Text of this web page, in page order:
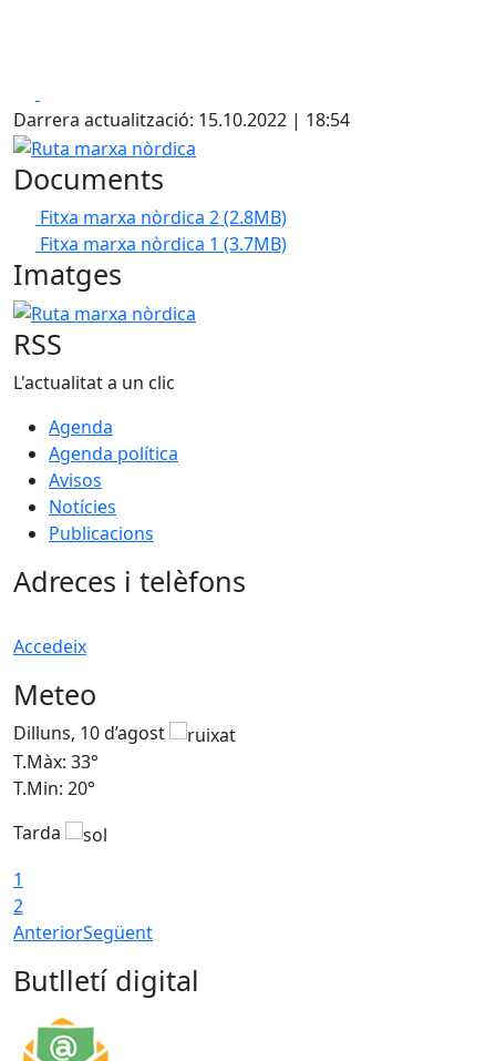
Darrera actualització: 15.10.2022 | 18:54
Ruta marxa nòrdica
Documents
Fitxa marxa nòrdica 2(2.8MB)
Fitxa marxa nòrdica 1 (3.7MB)
Imatges
Ruta marxa nòrdica
RSS
L'actualitat a un clic
Agenda
Agenda política
Avisos
Notícies
Publicacions
Adreces i telèfons
Accedeix
Meteo
Dilluns, 10 d’agost
T.Màx: 33°
T.Min: 20°
Tarda
1
2
AnteriorSegüent
Butlletí digital